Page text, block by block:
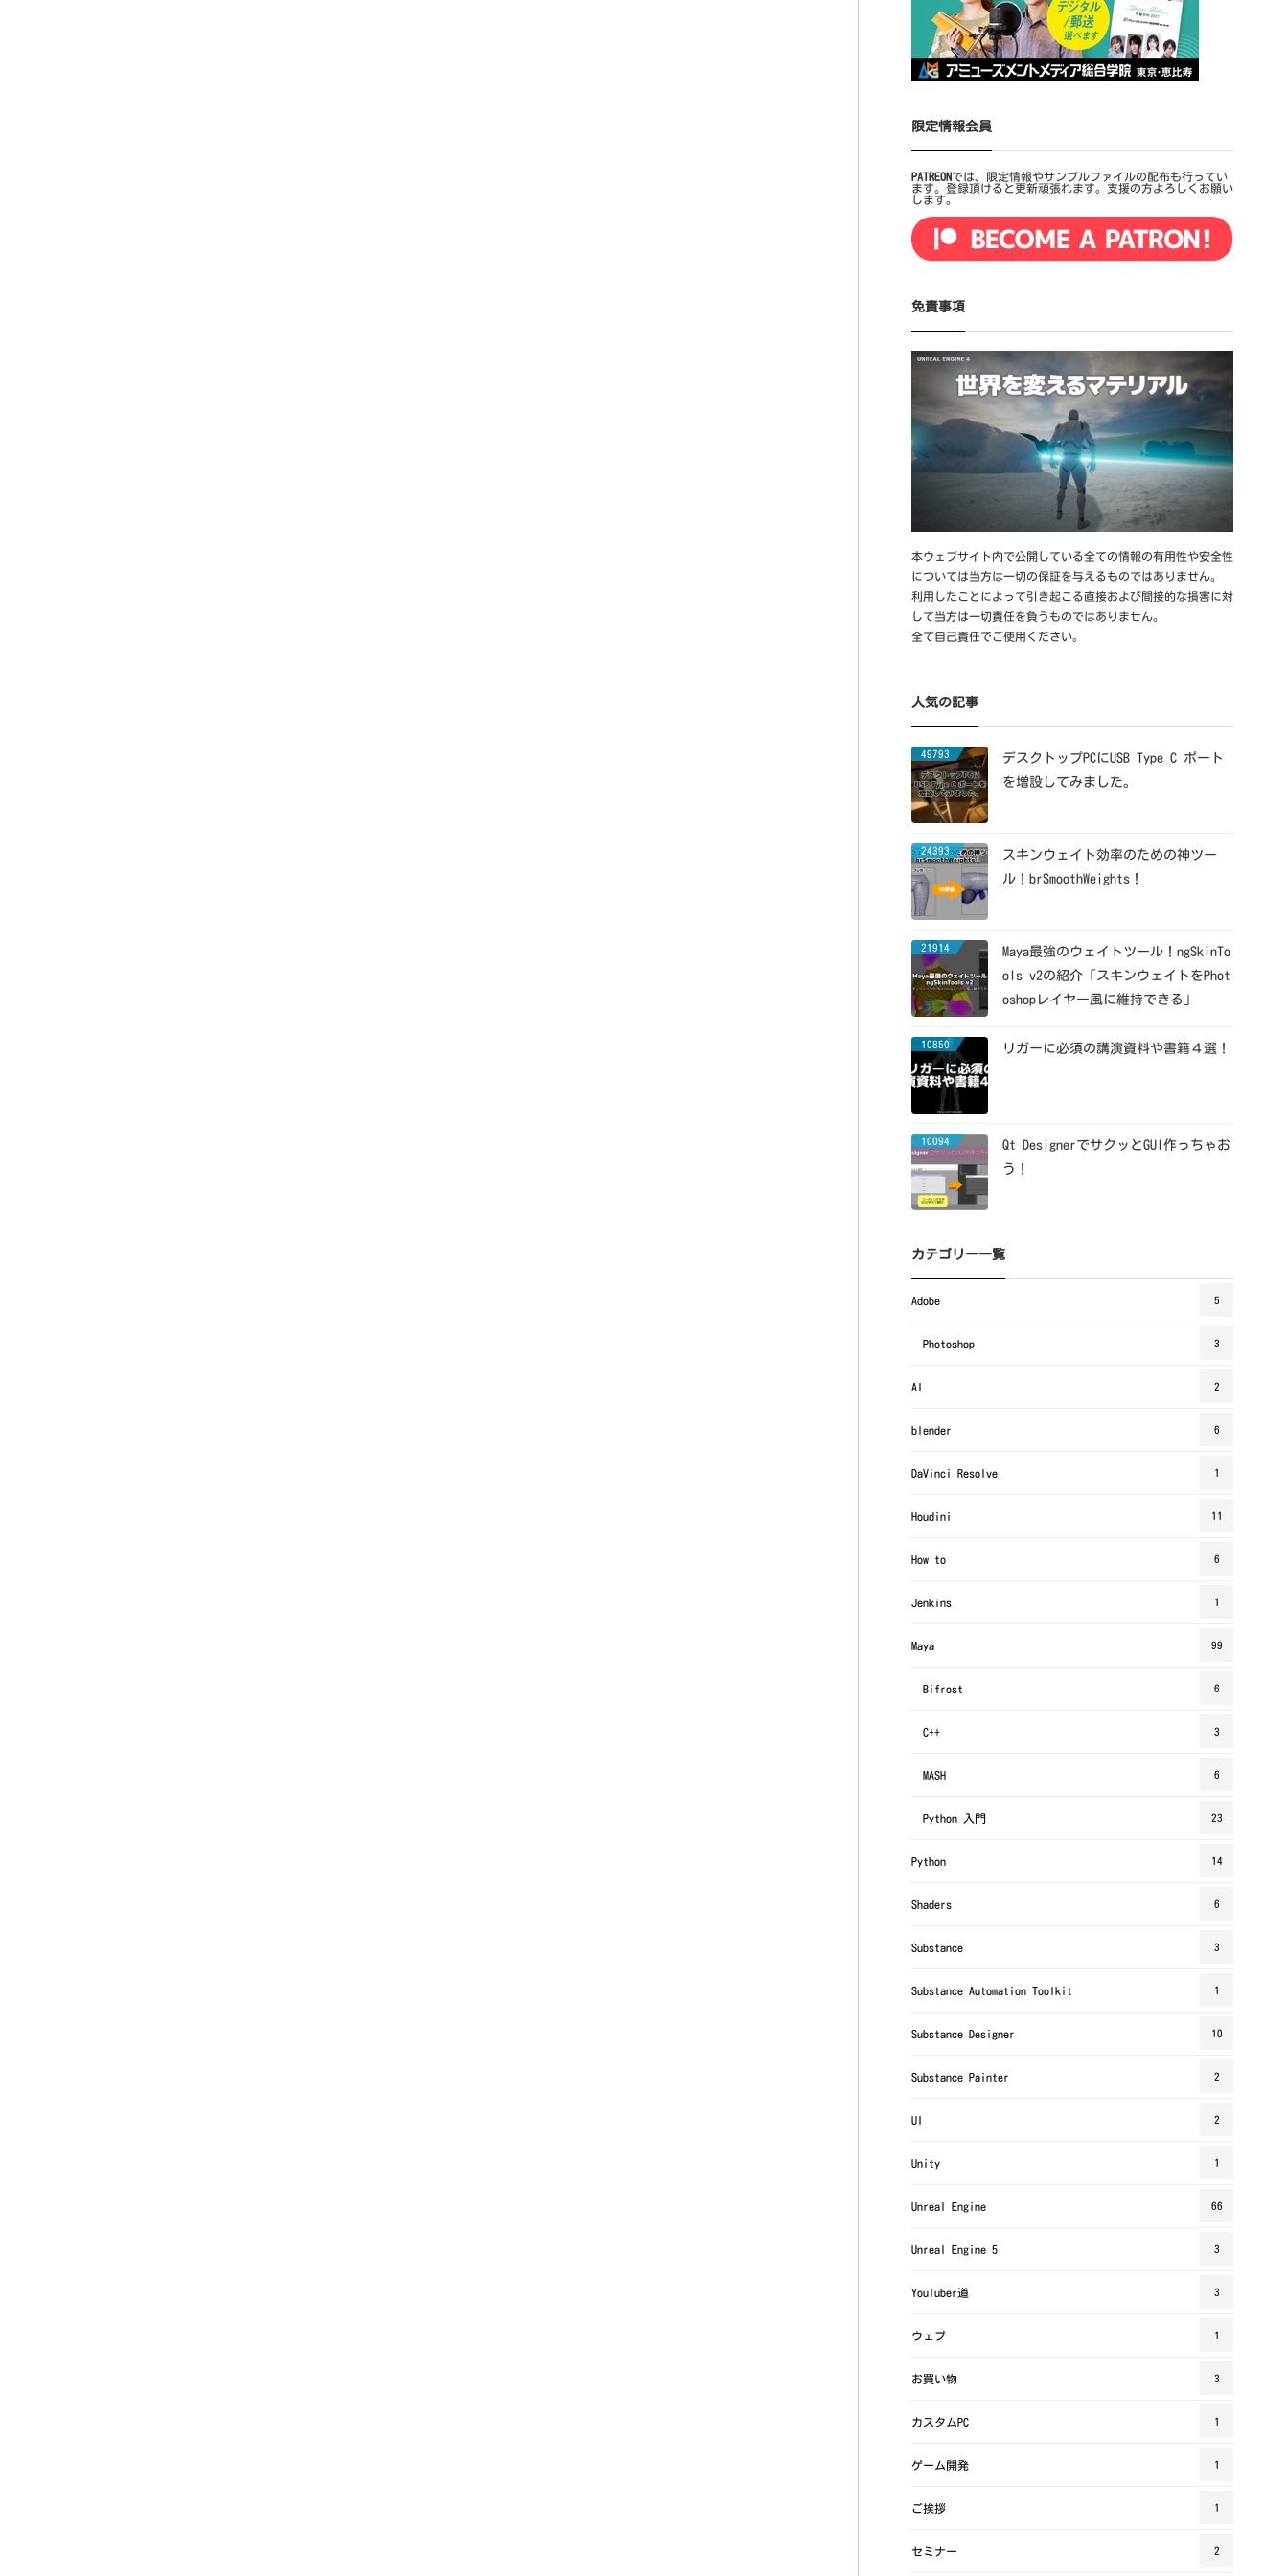
限定情報会員
PATREONでは、限定情報やサンプルファイルの配布も行ってい
ます。登録頂けると更新頑張れます。支援の方よろしくお願い
します。
免責事項
本ウェブサイト内で公開している全ての情報の有用性や安全性
については当方は一切の保証を与えるものではありません。
利用したことによって引き起こる直接および間接的な損害に対
して当方は一切責任を負うものではありません。
全て自己責任でご使用ください。
人気の記事
49793
デスクトップPCにUSB Type C ポート
を増設してみました。
24393
スキンウェイト効率のための神ツー
ル！brSmoothWeights！
21914
Maya最強のウェイトツール！ngSkinTo
ols v2の紹介「スキンウェイトをPhot
oshopレイヤー風に維持できる」
10850 リガーに必須の講演資料や書籍４選！
10094
Qt DesignerでサクッとGUI作っちゃお
う！
カテゴリー一覧
Adobe 5
Photoshop 3
AI 2
blender 6
DaVinci Resolve 1
Houdini 11
How to 6
Jenkins 1
Maya 99
Bifrost 6
C++ 3
MASH 6
Python 入門 23
Python 14
Shaders 6
Substance 3
Substance Automation Toolkit 1
Substance Designer 10
Substance Painter 2
UI 2
Unity 1
Unreal Engine 66
Unreal Engine 5 3
YouTuber道 3
ウェブ 1
お買い物 3
カスタムPC 1
ゲーム開発 1
ご挨拶 1
セミナー 2